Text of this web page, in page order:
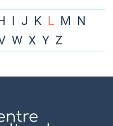
I J K L M N
W X Y Z